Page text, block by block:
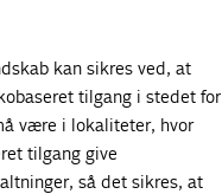
kan sikres ved, at
baseret tilgang i stedet for
være i lokaliteter, hvor
tilgang give
så det sikres, at